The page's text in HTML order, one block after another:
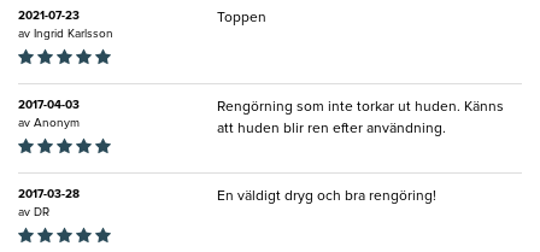
2021-07-23
av Ingrid Karlsson
Toppen
2017-04-03
av Anonym
Rengörning som inte torkar ut huden. Känns
att huden blir ren efter användning.
2017-03-28
av DR
En väldigt dryg och bra rengöring!